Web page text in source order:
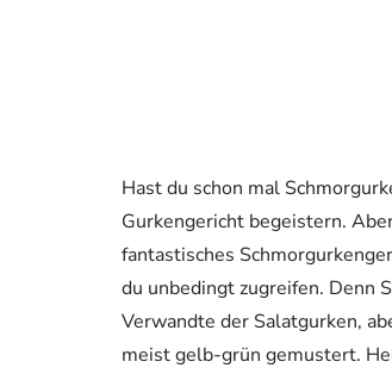
Hast du schon mal
Gurkengericht begeistern.
fantastisches
du unbedingt zugreifen. Denn
Verwandte der Salatgurken,
meist gelb-grün gemustert.